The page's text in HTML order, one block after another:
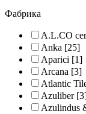
Фабрика
A.L.CO
Anka [25]
Aparici [1]
Arcana [3]
Atlantic
Azuliber
Azulindus